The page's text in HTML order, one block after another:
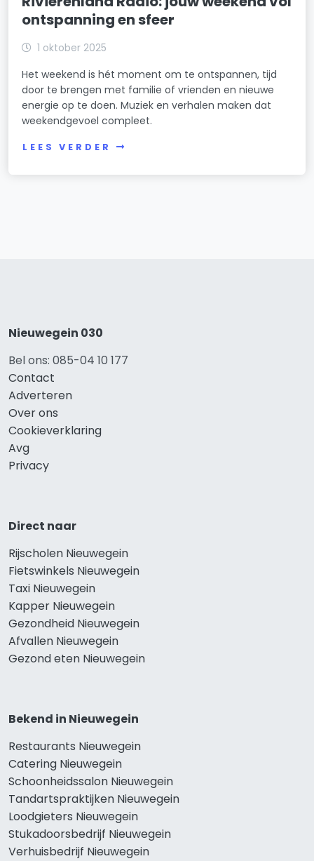
ontspanning en sfeer
1 oktober 2025
Het weekend is hét moment om te ontspannen, tijd
door te brengen met familie of vrienden en nieuwe
energie op te doen. Muziek en verhalen maken dat
weekendgevoel compleet.
LEES VERDER
Nieuwegein 030
Bel ons: 085-04 10 177
Contact
Adverteren
Over ons
Cookieverklaring
Avg
Privacy
Direct naar
Rijscholen Nieuwegein
Fietswinkels Nieuwegein
Taxi Nieuwegein
Kapper Nieuwegein
Gezondheid Nieuwegein
Afvallen Nieuwegein
Gezond eten Nieuwegein
Bekend in Nieuwegein
Restaurants Nieuwegein
Catering Nieuwegein
Schoonheidssalon Nieuwegein
Tandartspraktijken Nieuwegein
Loodgieters Nieuwegein
Stukadoorsbedrijf Nieuwegein
Verhuisbedrijf Nieuwegein